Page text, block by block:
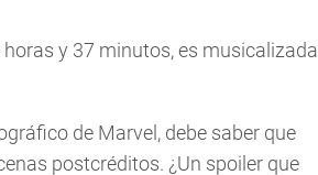
horas y 37 minutos, es musicalizada
de Marvel, debe saber que
postcréditos. ¿Un spoiler que